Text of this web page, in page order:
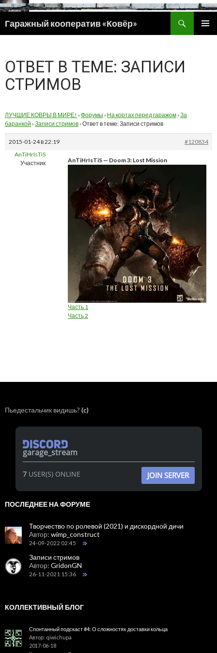
Гаражный кооператив «Ковёр»
ПЕРЕЙТИ
ОТВЕТ В ТЕМЕ: ЗАПИСИ
СТРИМОВ
ЛУЧШИЕ КОВРЫ В МИРЕ! › Форумы › На кортах перед гаражом › За
баранкой › Записи стримов › Ответ в теме: Записи стримов
2015-01-24 в 22:19
#120834
AnTiHrIsTiS
Участник
AnTiHrIsTiS — Doom 3: Lost Mission
Часть 1
Часть 2
Пьедестальчик видишь? (c)
garage_stream
7USER(S) ONLINE JOIN SERVER
ПОСЛЕДНЕЕ НА ФОРУМЕ
Творчество по ролевой (2021) и дискордной дичи
Автор: wimp_construct
24-09-2022 02:45
Записи стримов
Автор: GridonGN
26-11-2021 15:36
КОЛЛЕКТИВНЫЙ БЛОГ
Спонтанный подскаст #4: О сложностях доставки кольца
Автор: qiwichupa
2017-06-18